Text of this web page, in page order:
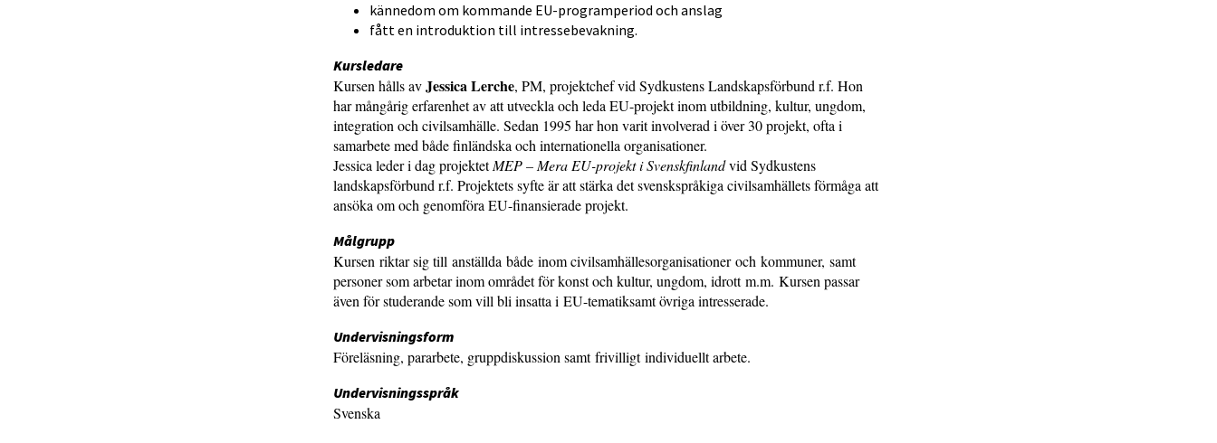
kännedom om kommande EU-programperiod och anslag
fått en introduktion till intressebevakning.
Kursledare
Kursen hålls avJessica Lerche, PM, projektchef vid Sydkustens Landskapsförbund r.f. Hon
har mångårig erfarenhet av att utveckla och leda EU-projekt inom utbildning, kultur, ungdom,
integration och civilsamhälle. Sedan 1995 har hon varit involverad i över 30 projekt, ofta i
samarbete med både finländska och internationella organisationer.
Jessica leder i dag projektetMEP – Mera EU-projekt i Svenskfinlandvid Sydkustens
landskapsförbund r.f. Projektets syfte är att stärka det svenskspråkiga civilsamhällets förmåga att
ansöka om och genomföra EU-finansierade projekt.
Målgrupp
Kursen riktar sig till anställda både inom civilsamhällesorganisationer och kommuner, samt
personer som arbetar inom området för konst och kultur, ungdom, idrott m.m. Kursen passar
även för studerande som vill bli insatta i EU-tematiksamt övriga intresserade.
Undervisningsform
Föreläsning, pararbete, gruppdiskussion samt frivilligt individuellt arbete.
Undervisningsspråk
Svenska